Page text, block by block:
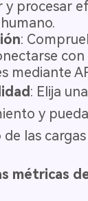
y procesar
:
con
mediante
: Elija
y
las
métricas